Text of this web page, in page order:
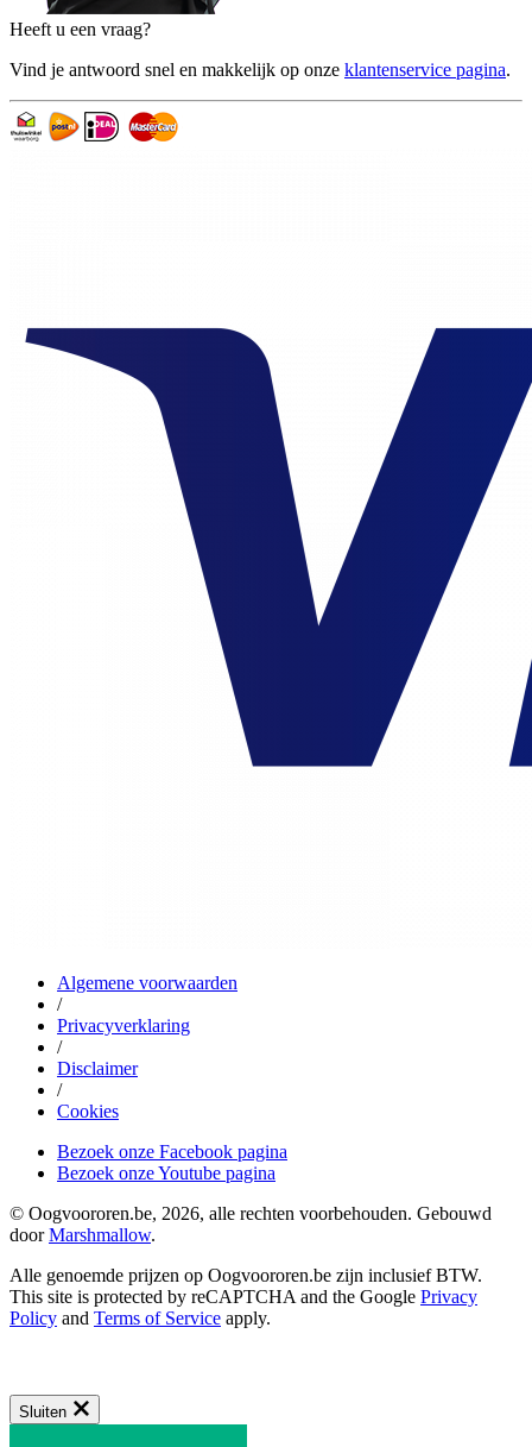
Heeft u een vraag?
Vind je antwoord snel en makkelijk op onze klantenservice pagina.
Algemene voorwaarden
/
Privacyverklaring
/
Disclaimer
/
Cookies
Bezoek onze Facebook pagina
Bezoek onze Youtube pagina
© Oogvoororen.be, 2026, alle rechten voorbehouden. Gebouwd
doorMarshmallow.
Alle genoemde prijzen op Oogvoororen.be zijn inclusief BTW.
This site is protected by reCAPTCHA and the Google Privacy
Policy and Terms of Service apply.
Sluiten